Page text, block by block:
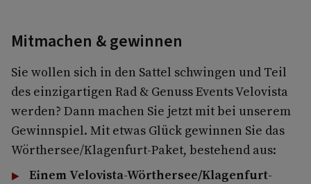
Mitmachen & gewinnen
Sie wollen sich in den Sattel schwingen und Teil
des einzigartigen Rad & Genuss Events Velovista
werden? Dann machen Sie jetzt mit bei unserem
Gewinnspiel. Mit etwas Glück gewinnen Sie das
Wörthersee/Klagenfurt-Paket, bestehend aus:
EinemVelovista-Wörthersee/Klagenfurt-